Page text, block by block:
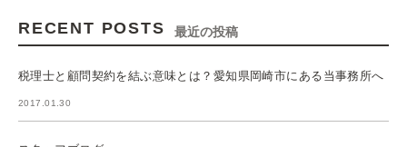
RECENT POSTS 最近の投稿
税理士と顧問契約を結ぶ意味とは？愛知県岡崎市にある当事務所へ
2017.01.30